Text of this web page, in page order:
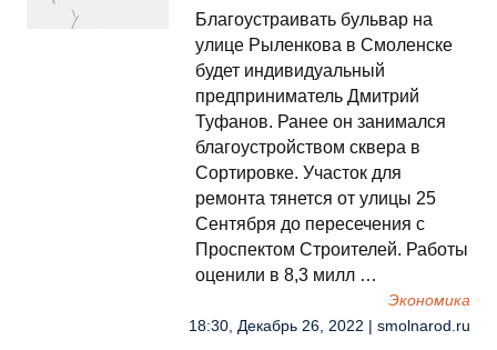
Благоустраивать бульвар на
улице Рыленкова в Смоленске
будет индивидуальный
предприниматель Дмитрий
Туфанов. Ранее он занимался
благоустройством сквера в
Сортировке. Участок для
ремонта тянется от улицы 25
Сентября до пересечения с
Проспектом Строителей. Работы
оценили в 8,3 милл …
Экономика
18:30, Декабрь 26, 2022 | smolnarod.ru